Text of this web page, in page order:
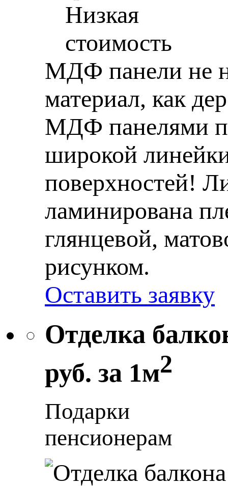
Низкая
стоимость
МДФ панели не
материал, как
МДФ панелями
широкой
поверхностей!
ламинирована
глянцевой,
рисунком.
Оставить заявку
Отделка
руб. за 1м2
Подарки
пенсионерам